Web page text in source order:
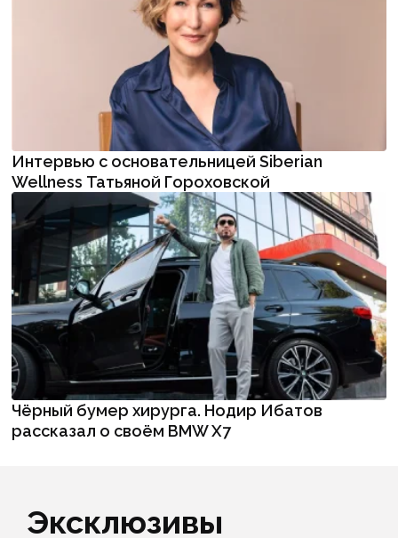
Интервью с основательницей Siberian
Wellness Татьяной Гороховской
Чёрный бумер хирурга. Нодир Ибатов
рассказал о своём BMW X7
Эксклюзивы